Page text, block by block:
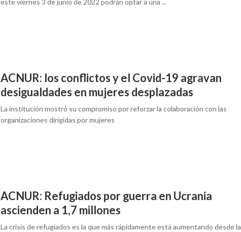
este viernes 3 de junio de 2022 podrán optar a una ...
ACNUR: los conflictos y el Covid-19 agravan
desigualdades en mujeres desplazadas
La institución mostró su compromiso por reforzar la colaboración con las
organizaciones dirigidas por mujeres
ACNUR: Refugiados por guerra en Ucrania
ascienden a 1,7 millones
La crisis de refugiados es la que más rápidamente está aumentando desde la